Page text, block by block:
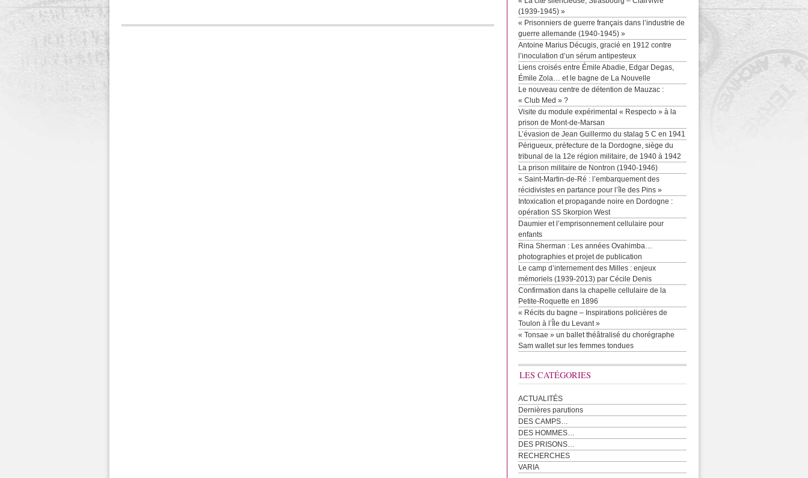
(1939-1945) »
« Prisonniers de guerre français dans l’industrie de
guerre allemande (1940-1945) »
Antoine Marius Décugis, gracié en 1912 contre
l’inoculation d’un sérum antipesteux
Liens croisés entre Émile Abadie, Edgar Degas,
Émile Zola… et le bagne de La Nouvelle
Le nouveau centre de détention de Mauzac :
« Club Med » ?
Visite du module expérimental « Respecto » à la
prison de Mont-de-Marsan
L’évasion de Jean Guillermo du stalag 5 C en 1941
Périgueux, préfecture de la Dordogne, siège du
tribunal de la 12e région militaire, de 1940 à 1942
La prison militaire de Nontron (1940-1946)
« Saint-Martin-de-Ré : l’embarquement des
récidivistes en partance pour l’île des Pins »
Intoxication et propagande noire en Dordogne :
opération SS Skorpion West
Daumier et l’emprisonnement cellulaire pour
enfants
Rina Sherman : Les années Ovahimba…
photographies et projet de publication
Le camp d’internement des Milles : enjeux
mémoriels (1939-2013) par Cécile Denis
Confirmation dans la chapelle cellulaire de la
Petite-Roquette en 1896
« Récits du bagne – Inspirations policières de
Toulon à l’Île du Levant »
« Tonsae » un ballet théâtralisé du chorégraphe
Sam wallet sur les femmes tondues
LES CATÉGORIES
ACTUALITÉS
Dernières parutions
DES CAMPS…
DES HOMMES…
DES PRISONS…
RECHERCHES
VARIA